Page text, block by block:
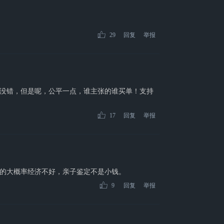
29 回复 举报
错，但是呢，公平一点，谁主张的谁买单！支持
17 回复 举报
大概率经济不好，亲子鉴定不是小钱。
9 回复 举报